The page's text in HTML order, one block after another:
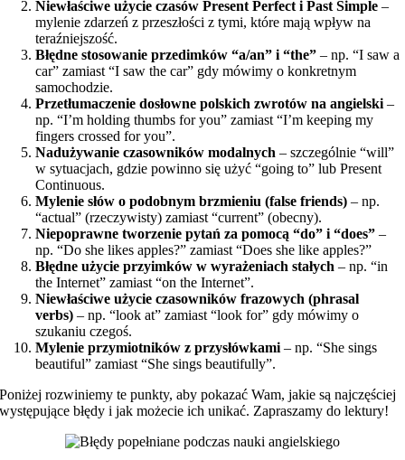
Niewłaściwe użycie czasów Present Perfect i Past Simple –
mylenie zdarzeń z przeszłości z tymi, które mają wpływ na
teraźniejszość.
Błędne stosowanie przedimków “a/an” i “the” – np. “I saw a
car” zamiast “I saw the car” gdy mówimy o konkretnym
samochodzie.
Przetłumaczenie dosłowne polskich zwrotów na angielski –
np. “I’m holding thumbs for you” zamiast “I’m keeping my
fingers crossed for you”.
Nadużywanie czasowników modalnych – szczególnie “will”
w sytuacjach, gdzie powinno się użyć “going to” lub Present
Continuous.
Mylenie słów o podobnym brzmieniu (false friends) – np.
“actual” (rzeczywisty) zamiast “current” (obecny).
Niepoprawne tworzenie pytań za pomocą “do” i “does” –
np. “Do she likes apples?” zamiast “Does she like apples?”
Błędne użycie przyimków w wyrażeniach stałych – np. “in
the Internet” zamiast “on the Internet”.
Niewłaściwe użycie czasowników frazowych (phrasal
verbs) – np. “look at” zamiast “look for” gdy mówimy o
szukaniu czegoś.
Mylenie przymiotników z przysłówkami – np. “She sings
beautiful” zamiast “She sings beautifully”.
Poniżej rozwiniemy te punkty, aby pokazać Wam, jakie są najczęściej
występujące błędy i jak możecie ich unikać. Zapraszamy do lektury!